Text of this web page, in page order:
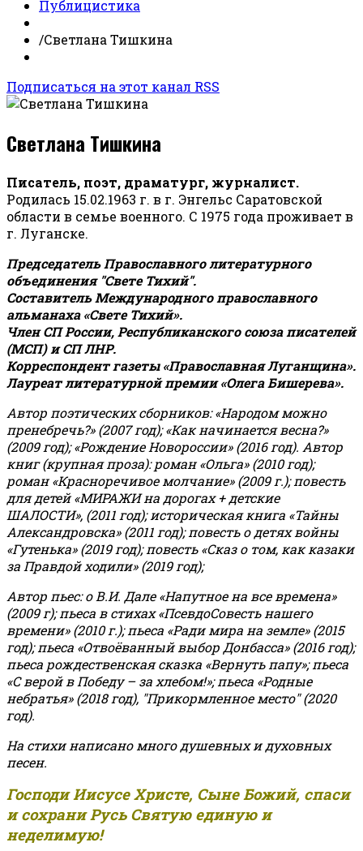
Публицистика
/Светлана Тишкина
Подписаться на этот канал RSS
Светлана Тишкина
Писатель, поэт, драматург, журналист.
Родилась 15.02.1963 г. в г. Энгельс Саратовской
области в семье военного. С 1975 года проживает в
г. Луганске.
Председатель Православного литературного
объединения "Свете Тихий".
Составитель Международного православного
альманаха «Свете Тихий».
Член СП России, Республиканского союза писателей
(МСП) и СП ЛНР.
Корреспондент газеты «Православная Луганщина».
Лауреат литературной премии «Олега Бишерева».
Автор поэтических сборников: «Народом можно
пренебречь?» (2007 год); «Как начинается весна?»
(2009 год); «Рождение Новороссии» (2016 год). Автор
книг (крупная проза): роман «Ольга» (2010 год);
роман «Красноречивое молчание» (2009 г.); повесть
для детей «МИРАЖИ на дорогах + детские
ШАЛОСТИ», (2011 год); историческая книга «Тайны
Александровска» (2011 год); повесть о детях войны
«Гутенька» (2019 год); повесть «Сказ о том, как казаки
за Правдой ходили» (2019 год);
Автор пьес: о В.И. Дале «Напутное на все времена»
(2009 г); пьеса в стихах «ПсевдоСовесть нашего
времени» (2010 г.); пьеса «Ради мира на земле» (2015
год); пьеса «Отвоёванный выбор Донбасса» (2016 год);
пьеса рождественская сказка «Вернуть папу»; пьеса
«С верой в Победу – за хлебом!»;пьеса «Родные
небратья» (2018 год), "Прикормленное место" (2020
год).
На стихи написано много душевных и духовных
песен.
Господи Иисусе Христе, Сыне Божий, спаси
и сохрани Русь Святую единую и
неделимую!